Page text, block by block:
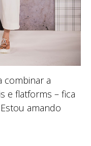
combinar a
e flatforms – fica
amando